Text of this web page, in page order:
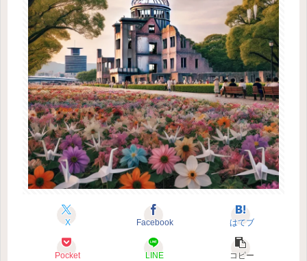
X Facebook はてブ
Pocket LINE コピー